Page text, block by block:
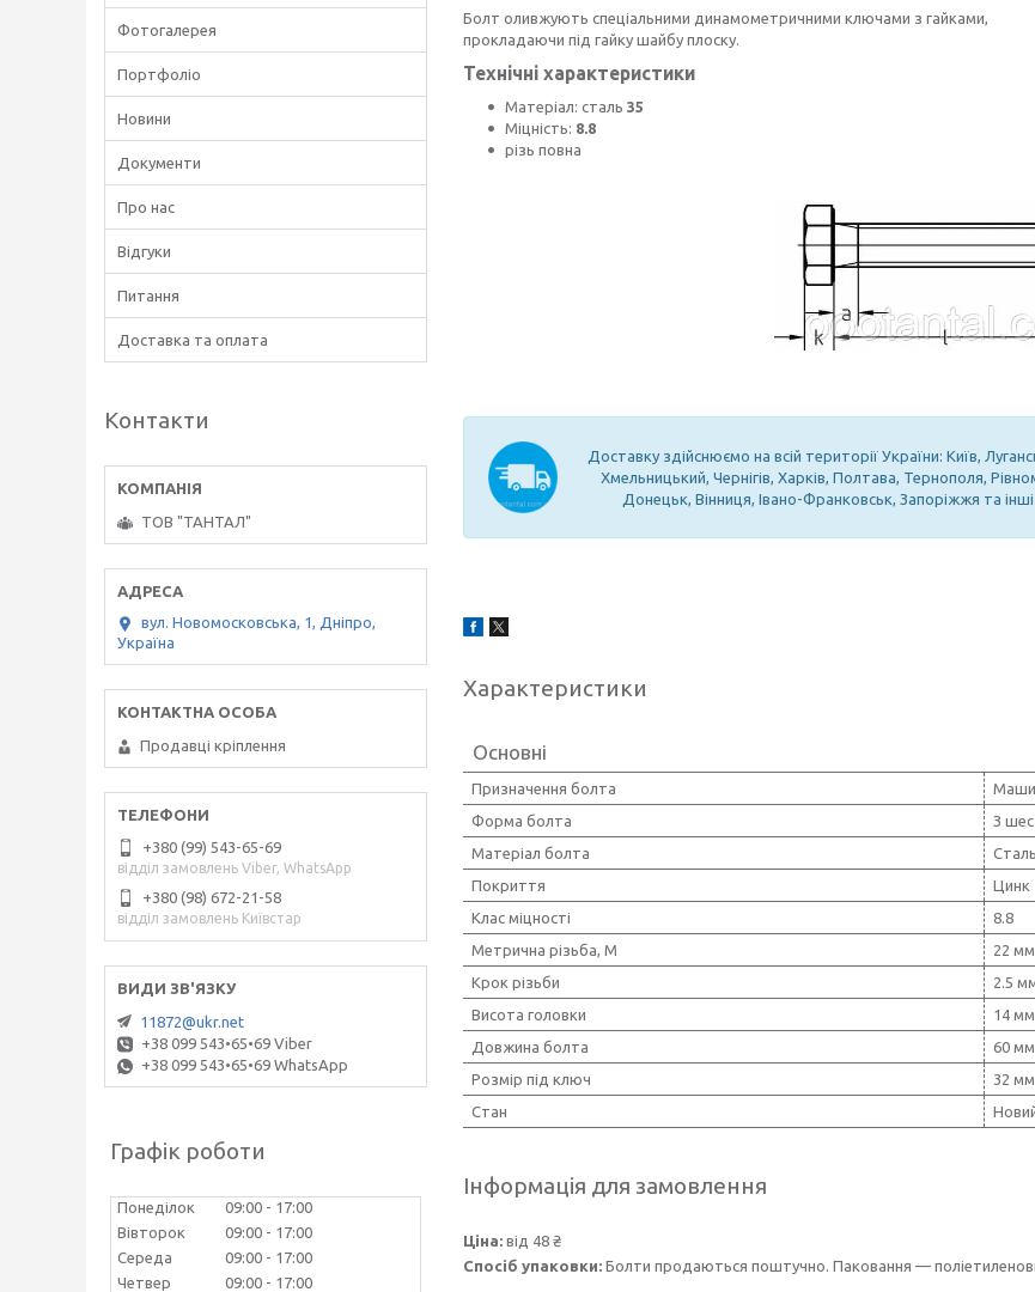
Болт оливжують спеціальними динамометричними ключами з гайками,
прокладаючи під гайку шайбу плоску.
Технічні характеристики
Матеріал: сталь 35
Міцність: 8.8
різь повна
Доставку здійснюємо на всій території України: Київ,
Хмельницький, Чернігів, Харків, Полтава, Тернополя,
Донецьк, Вінниця, Івано-Франковськ, Запоріжжя та
Характеристики
Основні
Призначення болта
Форма болта
З
Матеріал болта
Покриття
Цинк
Клас міцності
8.8
Метрична різьба, М
22 мм
Крок різьби
2.5
Висота головки
14 мм
Довжина болта
60 мм
Розмір під ключ
32 мм
Стан
Інформація для замовлення
Ціна: від 48 ₴
Спосіб упаковки: Болти продаються поштучно. Паковання —
Фотогалерея
Портфоліо
Новини
Документи
Про нас
Відгуки
Питання
Доставка та оплата
Контакти
ТОВ "ТАНТАЛ"
вул. Новомосковська, 1, Дніпро,
Україна
Продавці кріплення
+380 (99) 543-65-69
відділ замовлень Viber, WhatsApp
+380 (98) 672-21-58
відділ замовлень Київстар
11872@ukr.net
+38 099 543•65•69 Viber
+38 099 543•65•69 WhatsApp
Графік роботи
Понеділок 09:00
17:00
Вівторок
09:00
17:00
Середа
09:00
17:00
Четвер
09:00
17:00